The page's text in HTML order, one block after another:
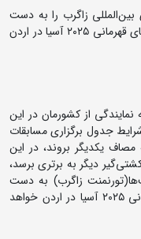
زاگرب را به دست
بیاورد، به عنوان ملی‌پوش این وزن در رقابت‌های قهرمانی ۲۰۲۵ آسیا در اردن
این وزن ۳ کشتی‌گیر به نمایندگی از کشورمان در این
جدول برگزاری مسابقات
یکدیگر بروند، در این
دیگر به برتری برسد،
زاگرب) به دست
بیاورد، ملی‌پوش این وزن در رقابت‌های قهرمانی ۲۰۲۵ آسیا در اردن خواهد